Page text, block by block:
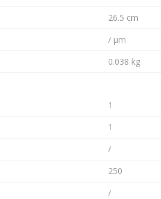
26.5 cm
/ µm
0.038 kg
1
1
/
250
/